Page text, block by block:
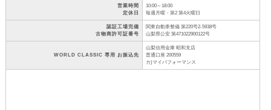
営業時間
定休日
10:00～18:00
毎週月曜・第2 第4火曜日
認証工場完備
古物商許可証番号
関東自動車整備 第220号2-5938号
山梨県公安 第471022900122号
WORLD CLASSIC 専用 お振込先
山梨信用金庫 昭和支店
普通口座 200559
カ)マイパフォーマンス